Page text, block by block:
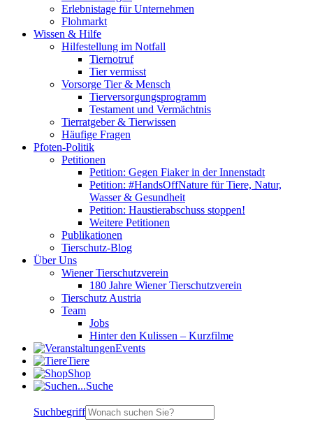
Erlebnistage für Unternehmen
Flohmarkt
Wissen & Hilfe
Hilfestellung im Notfall
Tiernotruf
Tier vermisst
Vorsorge Tier & Mensch
Tierversorgungsprogramm
Testament und Vermächtnis
Tierratgeber & Tierwissen
Häufige Fragen
Pfoten-Politik
Petitionen
Petition: Gegen Fiaker in der Innenstadt
Petition: #HandsOffNature für Tiere, Natur,
Wasser & Gesundheit
Petition: Haustierabschuss stoppen!
Weitere Petitionen
Publikationen
Tierschutz-Blog
Über Uns
Wiener Tierschutzverein
180 Jahre Wiener Tierschutzverein
Tierschutz Austria
Team
Jobs
Hinter den Kulissen – Kurzfilme
Events
Tiere
Shop
Suche
Suchbegriff